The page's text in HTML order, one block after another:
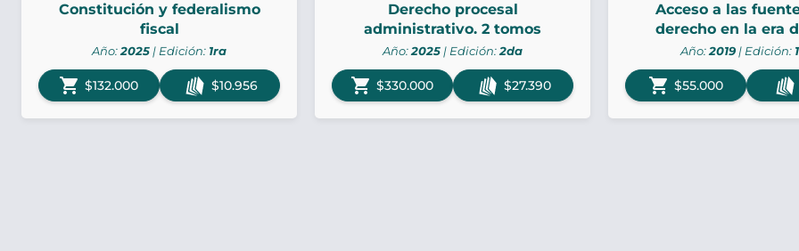
Constitución y federalismo
fiscal
Año:2025 | Edición: 1ra
shopping_cart $132.000 $10.956
Derecho procesal
administrativo. 2 tomos
Año:2025 | Edición:2da
shopping_cart $330.000 $27.390
Acceso a las
derecho en la era
Año:2019| Edición:
shopping_cart $55.000